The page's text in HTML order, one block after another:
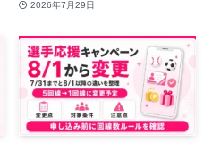
2026年7月29日